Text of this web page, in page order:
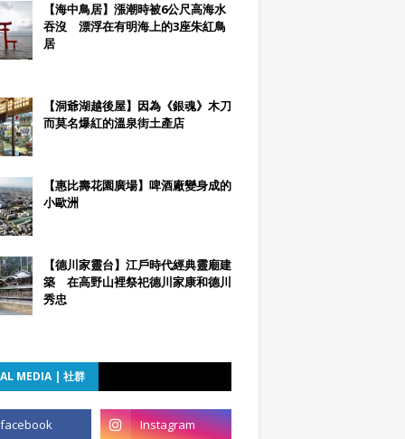
【海中鳥居】漲潮時被6公尺高海水
吞沒 漂浮在有明海上的3座朱紅鳥
居
【洞爺湖越後屋】因為《銀魂》木刀
而莫名爆紅的溫泉街土產店
【惠比壽花園廣場】啤酒廠變身成的
小歐洲
【德川家靈台】江戶時代經典靈廟建
築 在高野山裡祭祀德川家康和德川
秀忠
MEDIA | 社群